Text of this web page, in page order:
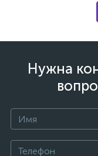
Нужна